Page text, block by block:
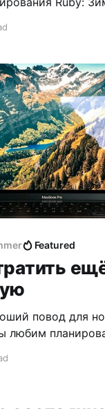
и всем
больше 100
работы, в -12
Featured
повод для
любим